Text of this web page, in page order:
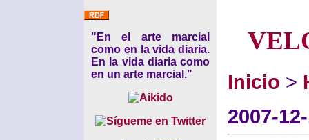
"En el arte marcial
como en la vida diaria.
En la vida diaria como
en un arte marcial."
Inicio >
2007-